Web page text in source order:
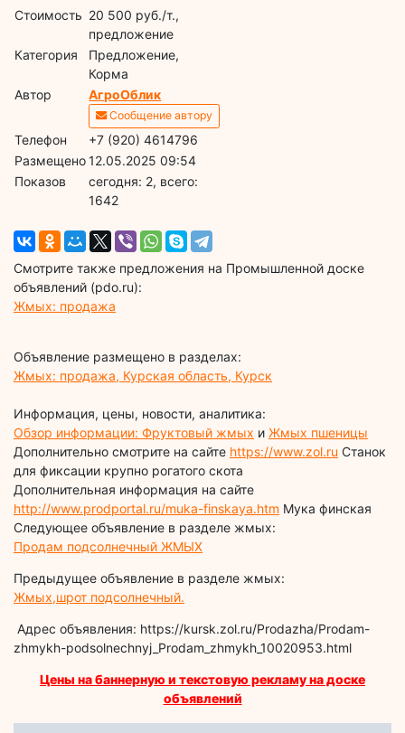
Стоимость 20 500 руб./т.,
предложение
Категория
Предложение,
Корма
Автор
АгроОблик
Сообщение автору
Телефон
+7 (920) 4614796
Размещено12.05.2025 09:54
Показов
cегодня: 2, всего:
1642
Смотрите также предложения на Промышленной доске
объявлений (pdo.ru):
Жмых: продажа
Объявление размещено в разделах:
Жмых: продажа, Курская область, Курск
Информация, цены, новости, аналитика:
Обзор информации: Фруктовый жмых и Жмых пшеницы
Дополнительно смотрите на сайте https://www.zol.ru Станок
для фиксации крупно рогатого скота
Дополнительная информация на сайте
http://www.prodportal.ru/muka-finskaya.htm Мука финская
Следующее объявление в разделе жмых:
Продам подсолнечный ЖМЫХ
Предыдущее объявление в разделе жмых:
Жмых,шрот подсолнечный.
Адрес объявления: https://kursk.zol.ru/Prodazha/Prodam-
zhmykh-podsolnechnyj_Prodam_zhmykh_10020953.html
Цены на баннерную и текстовую рекламу на доске
объявлений